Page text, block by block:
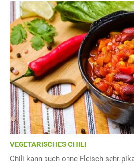
VEGETARISCHES CHILI
Chili kann auch ohne Fleisch sehr